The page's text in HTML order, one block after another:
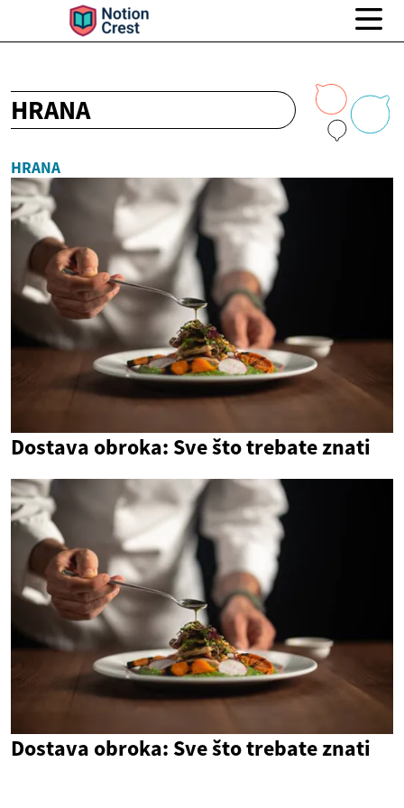
HRANA
HRANA
Dostava obroka: Sve što trebate znati
Dostava obroka: Sve što trebate znati